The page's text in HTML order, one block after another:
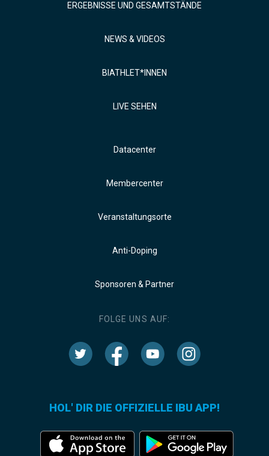
ERGEBNISSE UND GESAMTSTÄNDE
NEWS & VIDEOS
BIATHLET*INNEN
LIVE SEHEN
Datacenter
Membercenter
Veranstaltungsorte
Anti-Doping
Sponsoren & Partner
FOLGE UNS AUF:
HOL' DIR DIE OFFIZIELLE IBU APP!